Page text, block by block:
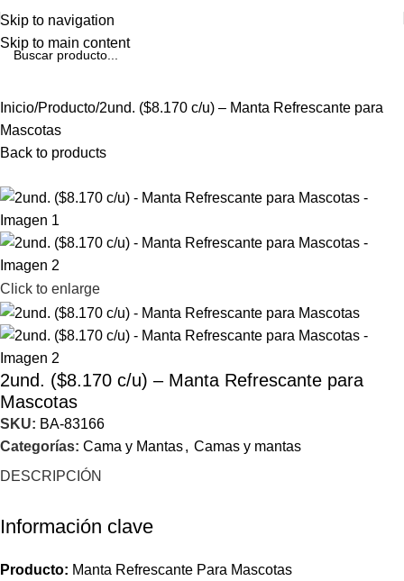
Skip to navigation
Skip to main content
Inicio Producto 2und. ($8.170 c/u) – Manta Refrescante para
Mascotas
Back to products
Click to enlarge
2und. ($8.170 c/u) – Manta Refrescante para
Mascotas
SKU: BA-83166
Categorías: Cama y Mantas, Camas y mantas
DESCRIPCIÓN
Información clave
Producto: Manta Refrescante Para Mascotas